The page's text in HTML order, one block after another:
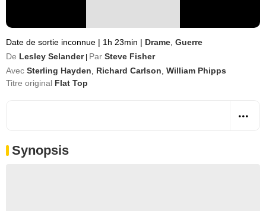
Date de sortie inconnue | 1h 23min | Drame Guerre
De Lesley Selander Par Steve Fisher
Avec Sterling Hayden Richard Carlson William Phipps
Titre original Flat Top
Synopsis